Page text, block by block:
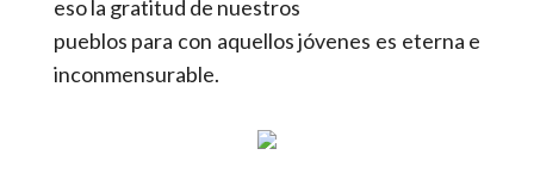
eso la gratitud de nuestros
pueblos para con aquellos jóvenes es eterna e
inconmensurable.